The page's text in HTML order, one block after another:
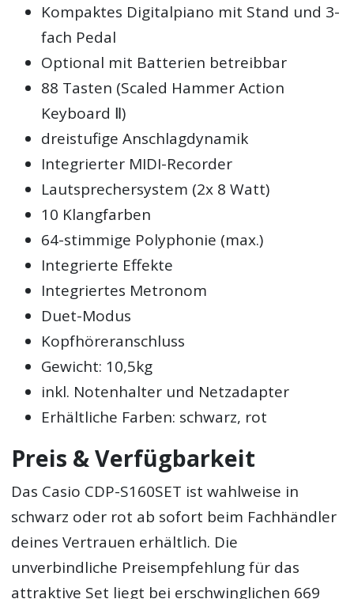
Kompaktes Digitalpiano mit Stand und 3-
fach Pedal
Optional mit Batterien betreibbar
88 Tasten (Scaled Hammer Action
Keyboard Ⅱ)
dreistufige Anschlagdynamik
Integrierter MIDI-Recorder
Lautsprechersystem (2x 8 Watt)
10 Klangfarben
64-stimmige Polyphonie (max.)
Integrierte Effekte
Integriertes Metronom
Duet-Modus
Kopfhöreranschluss
Gewicht: 10,5kg
inkl. Notenhalter und Netzadapter
Erhältliche Farben: schwarz, rot
Preis & Verfügbarkeit
Das Casio CDP-S160SET ist wahlweise in
schwarz oder rot ab sofort beim Fachhändler
deines Vertrauen erhältlich. Die
unverbindliche Preisempfehlung für das
attraktive Set liegt bei erschwinglichen 669